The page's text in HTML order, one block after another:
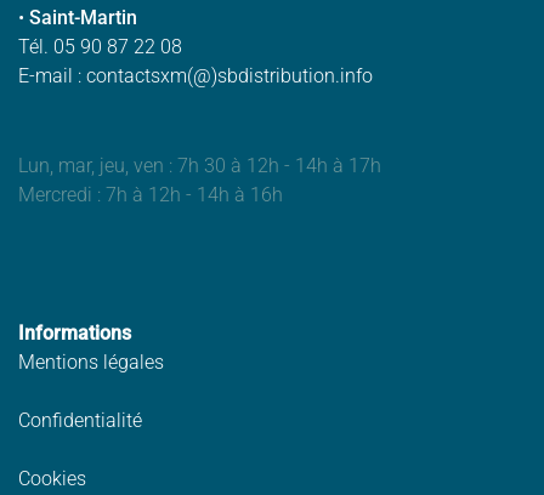
• Saint-Martin
Tél. 05 90 87 22 08
E-mail : contactsxm(@)sbdistribution.info
Lun, mar, jeu, ven : 7h 30 à 12h - 14h à 17h
Mercredi : 7h à 12h - 14h à 16h
Informations
Mentions légales
Confidentialité
Cookies